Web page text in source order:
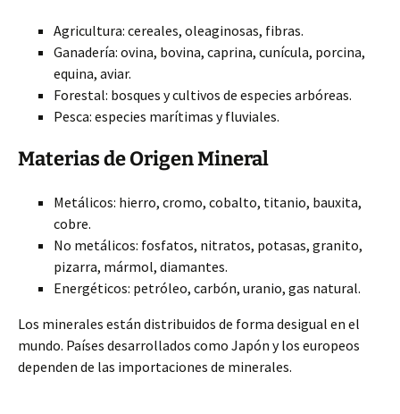
Agricultura: cereales, oleaginosas, fibras.
Ganadería: ovina, bovina, caprina, cunícula, porcina,
equina, aviar.
Forestal: bosques y cultivos de especies arbóreas.
Pesca: especies marítimas y fluviales.
Materias de Origen Mineral
Metálicos: hierro, cromo, cobalto, titanio, bauxita,
cobre.
No metálicos: fosfatos, nitratos, potasas, granito,
pizarra, mármol, diamantes.
Energéticos: petróleo, carbón, uranio, gas natural.
Los minerales están distribuidos de forma desigual en el
mundo. Países desarrollados como Japón y los europeos
dependen de las importaciones de minerales.